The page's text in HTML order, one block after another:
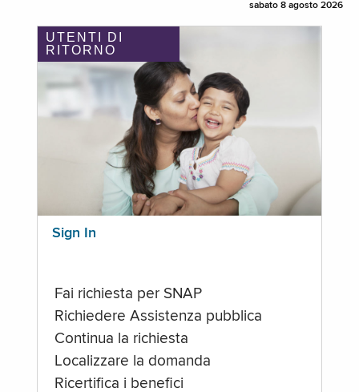
sabato 8 agosto 2026
UTENTI DI
RITORNO
Sign In
Fai richiesta per SNAP
Richiedere Assistenza pubblica
Continua la richiesta
Localizzare la domanda
Ricertifica i benefici